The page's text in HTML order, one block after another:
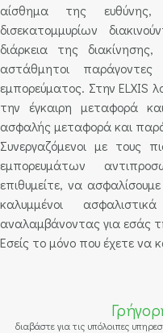
αίσθημα της
δισεκατομμυρίων
διάρκεια της
αστάθμητοι
εμπορεύματος. Στην ELXIS
την έγκαιρη μεταφορά
ασφαλής μεταφορά και
Συνεργαζόμενοι με τους
εμπορευμάτων
επιθυμείτε, να
καλυμμένοι
αναλαμβάνοντας για εσάς
Εσείς το μόνο που έχετε να
διαβάστε για τις υπόλοιπες